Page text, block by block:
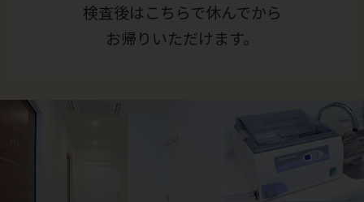
検査後はこちらで休んでから
お帰りいただけます。